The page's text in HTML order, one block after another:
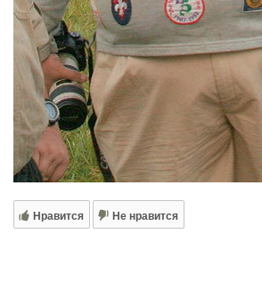
Нравится Не нравится